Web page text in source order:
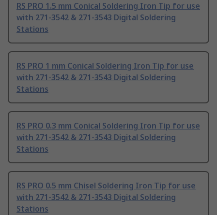
RS PRO 1.5 mm Conical Soldering Iron Tip for use
with 271-3542 & 271-3543 Digital Soldering
Stations
RS PRO 1 mm Conical Soldering Iron Tip for use
with 271-3542 & 271-3543 Digital Soldering
Stations
RS PRO 0.3 mm Conical Soldering Iron Tip for use
with 271-3542 & 271-3543 Digital Soldering
Stations
RS PRO 0.5 mm Chisel Soldering Iron Tip for use
with 271-3542 & 271-3543 Digital Soldering
Stations